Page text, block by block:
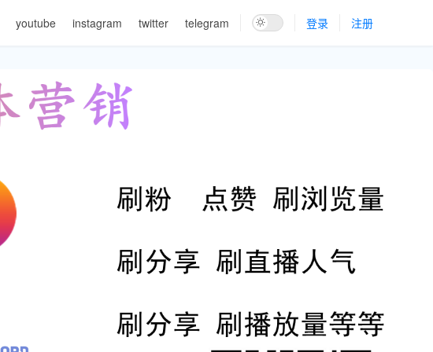
youtube instagram twitter telegram 登录 注册